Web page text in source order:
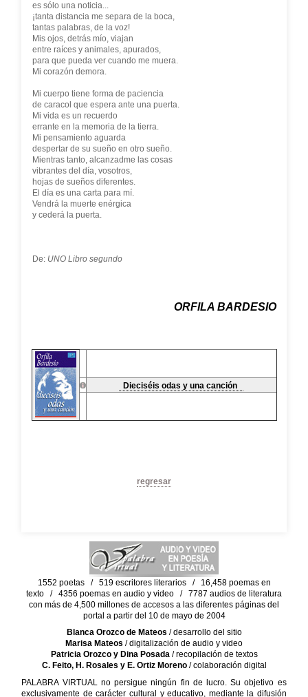
es sólo una noticia...
¡tanta distancia me separa de la boca,
tantas palabras, de la voz!
Mis ojos, detrás mío, viajan
entre raíces y animales, apurados,
para que pueda ver cuando me muera.
Mi corazón demora.
Mi cuerpo tiene forma de paciencia
de caracol que espera ante una puerta.
Mi vida es un recuerdo
errante en la memoria de la tierra.
Mi pensamiento aguarda
despertar de su sueño en otro sueño.
Mientras tanto, alcanzadme las cosas
vibrantes del día, vosotros,
hojas de sueños diferentes.
El día es una carta para mí.
Vendrá la muerte enérgica
y cederá la puerta.
De: UNO Libro segundo
ORFILA BARDESIO
Dieciséis odas y una canción
regresar
1552 poetas / 519 escritores literarios / 16,458 poemas en
texto / 4356 poemas en audio y video / 7787 audios de literatura
con más de 4,500 millones de accesos a las diferentes páginas del
portal a partir del 10 de mayo de 2004
Blanca Orozco de Mateos / desarrollo del sitio
Marisa Mateos / digitalización de audio y video
Patricia Orozco y Dina Posada/ recopilación de textos
C. Feito, H. Rosales y E. Ortiz Moreno/ colaboración digital
PALABRA VIRTUAL no persigue ningún fin de lucro. Su objetivo es
exclusivamente de carácter cultural y educativo, mediante la difusión